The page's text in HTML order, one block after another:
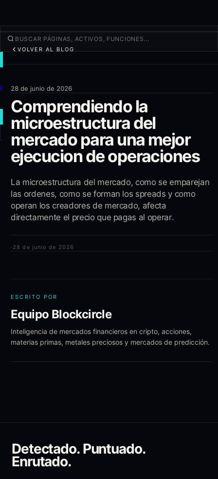
Productos
Más
NUEVA OPERACIÓN
Iniciar sesión REGÍSTRATE
VOLVER AL BLOG
28 de junio de 2026
Comprendiendo la
microestructura del
mercado para una mejor
ejecucion de operaciones
La microestructura del mercado, como se emparejan
las ordenes, como se forman los spreads y como
operan los creadores de mercado, afecta
directamente el precio que pagas al operar.
· 28 de junio de 2026
ESCRITO POR
Equipo Blockcircle
Inteligencia de mercados financieros en cripto, acciones,
materias primas, metales preciosos y mercados de predicción.
Detectado. Puntuado.
Enrutado.